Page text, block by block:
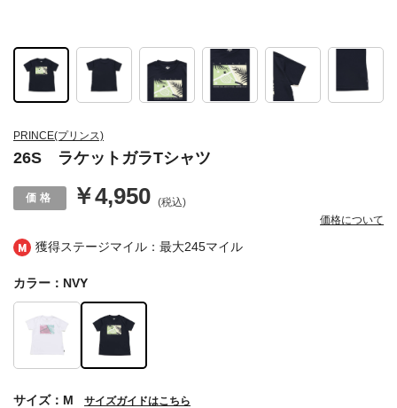
獲得ステージマイル：最大245マイル
PRINCE(プリンス)
26S ラケットガラTシャツ
￥4,950 (税込)
価格について
カラー：NVY
サイズ：M サイズガイドはこちら